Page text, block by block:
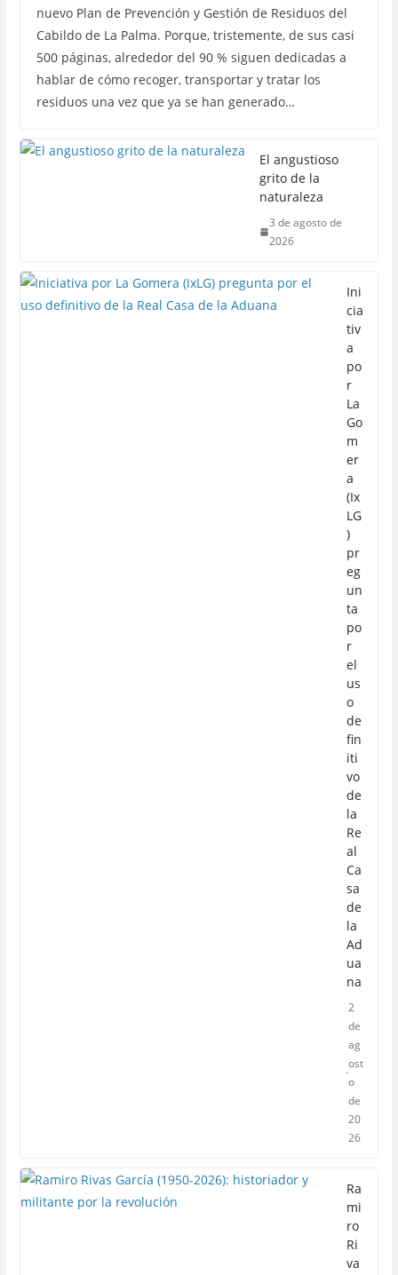
nuevo Plan de Prevención y Gestión de Residuos del
Cabildo de La Palma. Porque, tristemente, de sus casi
500 páginas, alrededor del 90 % siguen dedicadas a
hablar de cómo recoger, transportar y tratar los
residuos una vez que ya se han generado…
El angustioso
grito de la
naturaleza
3 de agosto de
2026
Ini
cia
tiv
a
po
r
La
Go
m
er
a
(Ix
LG
)
pr
eg
un
ta
po
r
el
us
o
de
fin
iti
vo
de
la
Re
al
Ca
sa
de
la
Ad
ua
na
2
de
ag
ost
o
de
20
26
Ra
mi
ro
Ri
va